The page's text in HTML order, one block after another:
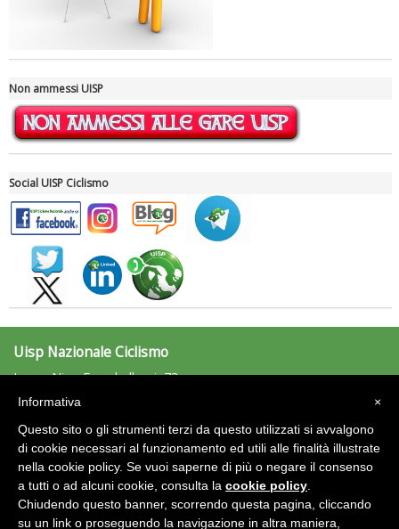
Tiziano Pesce a Radio InBlu2000 traccia il bilancio della stagione
Ddl Lobby, Uisp: “Il Parlamento valorizzi le nostre specificità"
Non ammessi UISP
Social UISP Ciclismo
Uisp Nazionale Ciclismo
Largo Nino Franchellucci, 73
00155 Roma
C.F.:97029170582
Area Riservata 2.0
×
Informativa
Questo sito o gli strumenti terzi da questo utilizzati si avvalgono
di cookie necessari al funzionamento ed utili alle finalità illustrate
nella cookie policy. Se vuoi saperne di più o negare il consenso
a tutti o ad alcuni cookie, consulta la cookie policy
Chiudendo questo banner, scorrendo questa pagina, cliccando
su un link o proseguendo la navigazione in altra maniera,